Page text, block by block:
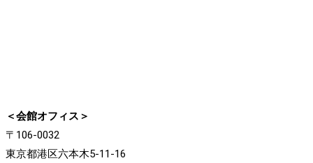
＜会館オフィス＞
〒106‐0032
東京都港区六本木5‐11‐16